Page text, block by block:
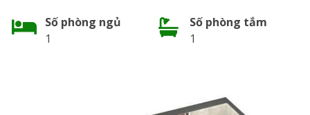
Số phòng ngủ
1
Số phòng tắm
1